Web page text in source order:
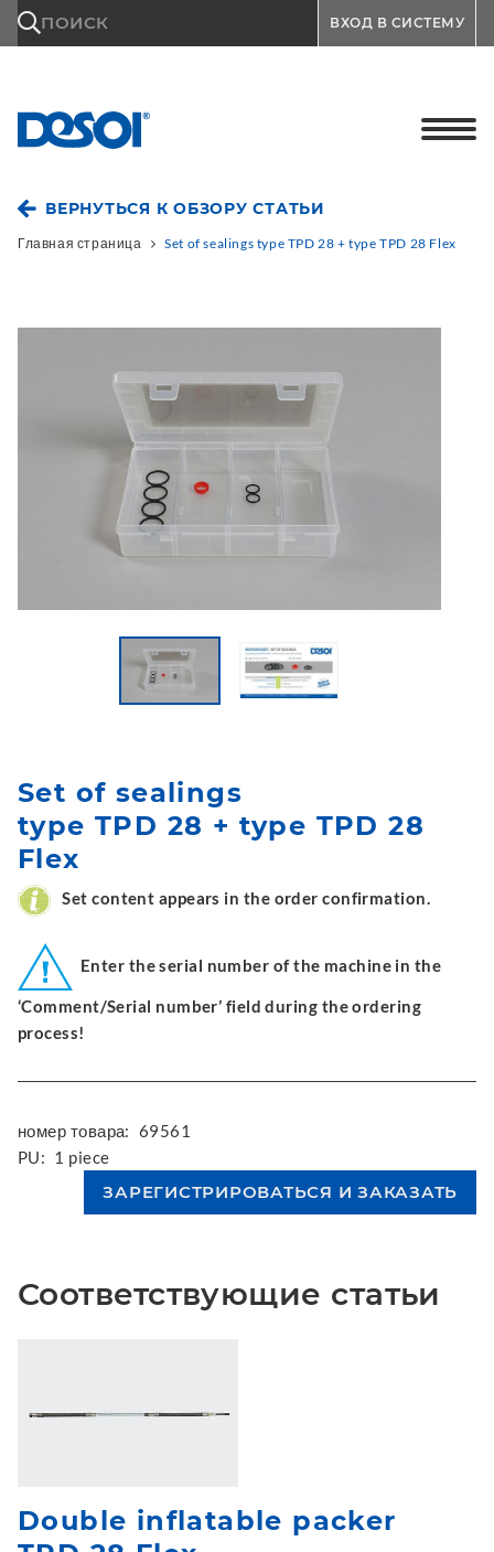
ПОИСК ВХОД В СИСТЕМУ
ВЕРНУТЬСЯ К ОБЗОРУ СТАТЬИ
Главная страница Set of sealings type TPD 28 + type TPD 28 Flex
Set of sealings
type TPD 28 + type TPD 28
Flex
Set content appears in the order confirmation.
Enter the serial number of the machine in the
‘Comment/Serial number’ field during the ordering
process!
номер товара: 69561
PU: 1 piece
Соответствующие статьи
Double inflatable packer